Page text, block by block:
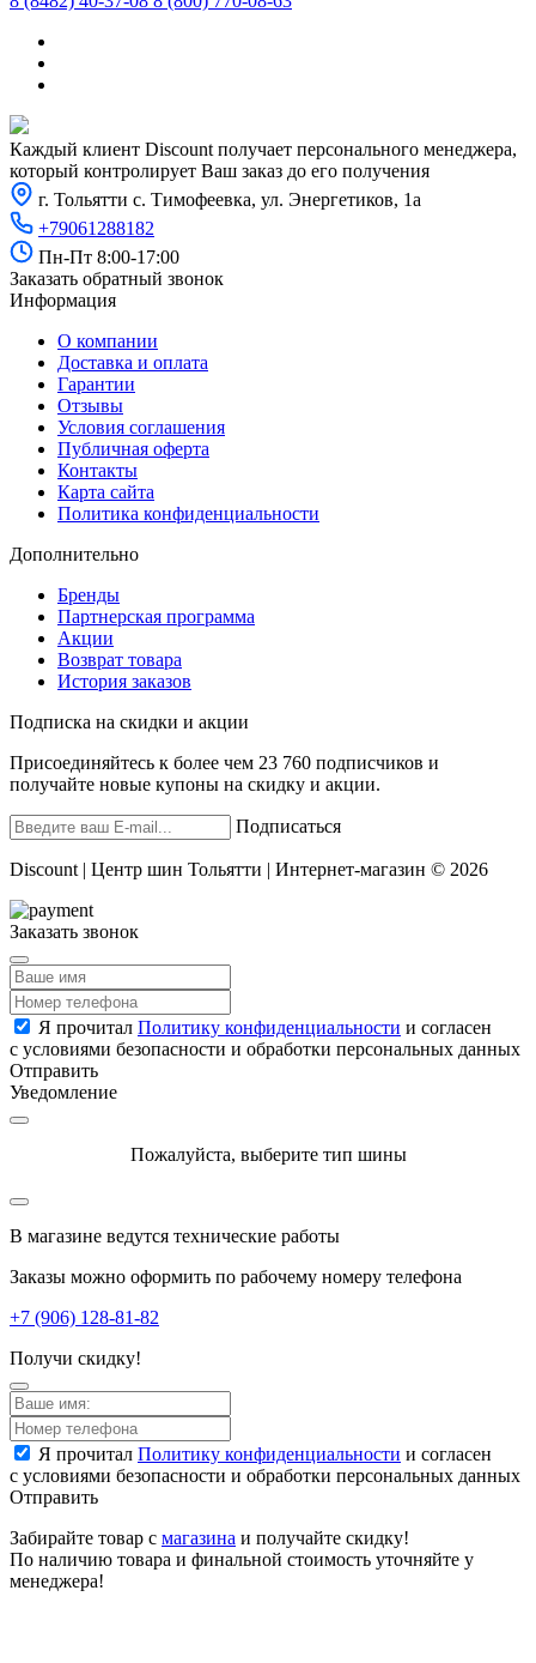
Каждый клиент Discount получает персонального менеджера,
который контролирует Ваш заказ до его получения
г. Тольятти с. Тимофеевка, ул. Энергетиков, 1а
+79061288182
Пн-Пт 8:00-17:00
Заказать обратный звонок
Информация
О компании
Доставка и оплата
Гарантии
Отзывы
Условия соглашения
Публичная оферта
Контакты
Карта сайта
Политика конфиденциальности
Дополнительно
Бренды
Партнерская программа
Акции
Возврат товара
История заказов
Подписка на скидки и акции
Присоединяйтесь к более чем 23 760 подписчиков и
получайте новые купоны на скидку и акции.
Подписаться
Discount | Центр шин Тольятти | Интернет-магазин © 2026
Заказать звонок
Я прочитал Политику конфиденциальности и согласен
с условиями безопасности и обработки персональных данных
Отправить
Уведомление
Пожалуйста, выберите тип шины
В магазине ведутся технические работы
Заказы можно оформить по рабочему номеру телефона
+7 (906) 128-81-82
Получи скидку!
Я прочитал Политику конфиденциальности и согласен
с условиями безопасности и обработки персональных данных
Отправить
Забирайте товар с магазина и получайте скидку!
По наличию товара и финальной стоимость уточняйте у
менеджера!